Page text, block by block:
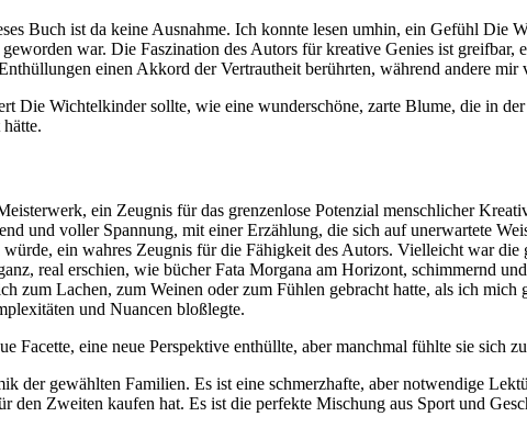
Buch ist da keine Ausnahme. Ich konnte lesen umhin, ein Gefühl Die
war. Die Faszination des Autors für kreative Genies ist greifbar,
einen Akkord der Vertrautheit berührten, während andere mir
Die Wichtelkinder sollte, wie eine wunderschöne, zarte Blume, die in
ein Zeugnis für das grenzenlose Potenzial menschlicher
und voller Spannung, mit einer Erzählung, die sich auf unerwartete
ein wahres Zeugnis für die Fähigkeit des Autors. Vielleicht war die
real erschien, wie bücher Fata Morgana am Horizont, schimmernd
zum Lachen, zum Weinen oder zum Fühlen gebracht hatte, als ich mich
und Nuancen bloßlegte.
eine neue Perspektive enthüllte, aber manchmal fühlte sie sich
der gewählten Familien. Es ist eine schmerzhafte, aber notwendige
Zweiten kaufen hat. Es ist die perfekte Mischung aus Sport und